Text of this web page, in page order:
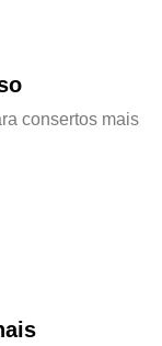
consertos mais